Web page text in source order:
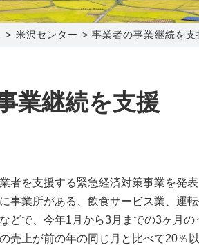
0120-173-577
営業時間 9:15～18:00
31
〒950-1189
新潟県新潟市西区山田2310-39
025-210-1200
営業時間 9:00～18:00
> 米沢センター > 事業者の事業継続を支
業継続を支援
者を支援する緊急経済対策事業を発
事業所がある、飲食サービス業、運
どで、今年1月から3月までの3ヶ月の
売上が前の年の同じ月と比べて20％